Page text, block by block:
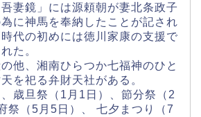
妻鏡」には源頼朝が妻北条政子
に神馬を奉納したことが記され
代の初めには徳川家康の支援で
た。
他、湘南ひらつか七福神のひと
を祀る弁財天社がある。
歳旦祭（1月1日）、節分祭（2
祭（5月5日）、 七夕まつり（7